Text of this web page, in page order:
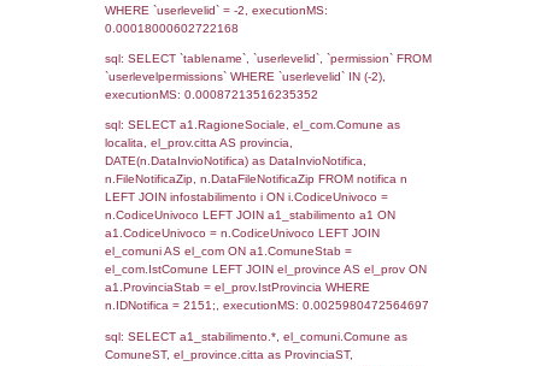
SEZIONE H (pubblico) - DESCRIZIONE
STABILIMENTO E RIEPILOGO SOSTANZE
DI CUI ALL'ALLEGATO 1 DEL DECRETO
DELLA DIRETTIVA 2012/18/UE
SEZIONE L (pubblico) - INFORMAZIONI
INCIDENTALI CON IMPATTO
STABILIMENTO